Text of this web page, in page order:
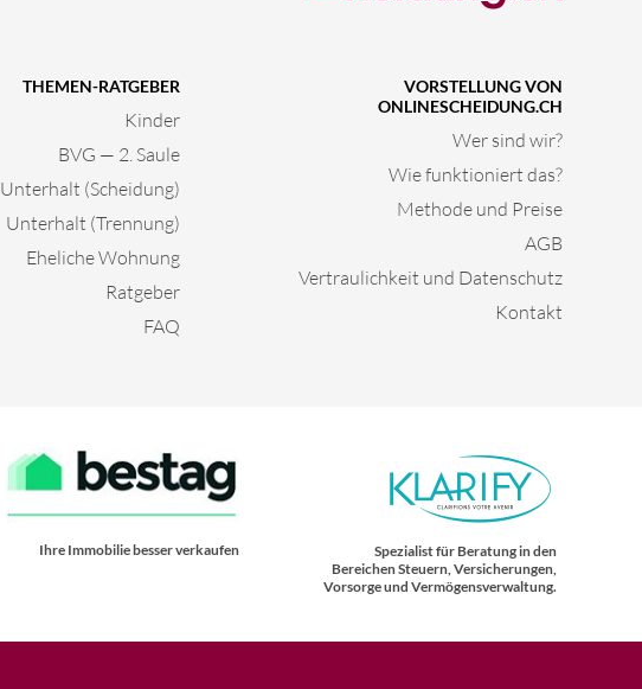
THEMEN-RATGEBER
Kinder
BVG — 2. Saule
Unterhalt (Scheidung)
Unterhalt (Trennung)
Eheliche Wohnung
Ratgeber
FAQ
VORSTELLUNG VON
ONLINESCHEIDUNG.CH
Wer sind wir?
Wie funktioniert das?
Methode und Preise
AGB
Vertraulichkeit und Datenschutz
Kontakt
Ihre Immobilie besser verkaufen
Spezialist für Beratung in den
Bereichen Steuern, Versicherungen,
Vorsorge und Vermögensverwaltung.